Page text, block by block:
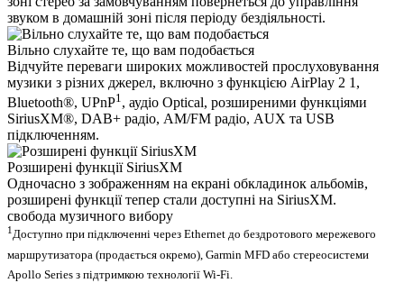
звуком в домашній зоні після періоду бездіяльності.
Вільно слухайте те, що вам подобається
Відчуйте переваги широких можливостей прослуховування
музики з різних джерел, включно з функцією AirPlay 2 1,
Bluetooth®, UPnP1 , аудіо Optical, розширеними функціями
SiriusXM®, DAB+ радіо, AM/FM радіо, AUX та USB
підключенням.
Розширені функції SiriusXM
Одночасно з зображенням на екрані обкладинок альбомів,
розширені функції тепер стали доступні на SiriusXM.
свобода музичного вибору
1Доступно при підключенні через Ethernet до бездротового мережевого
маршрутизатора (продається окремо), Garmin MFD або стереосистеми
Apollo Series з підтримкою технології Wi-Fi.